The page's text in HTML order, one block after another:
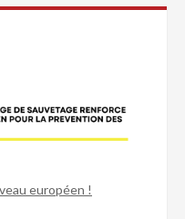
européen !